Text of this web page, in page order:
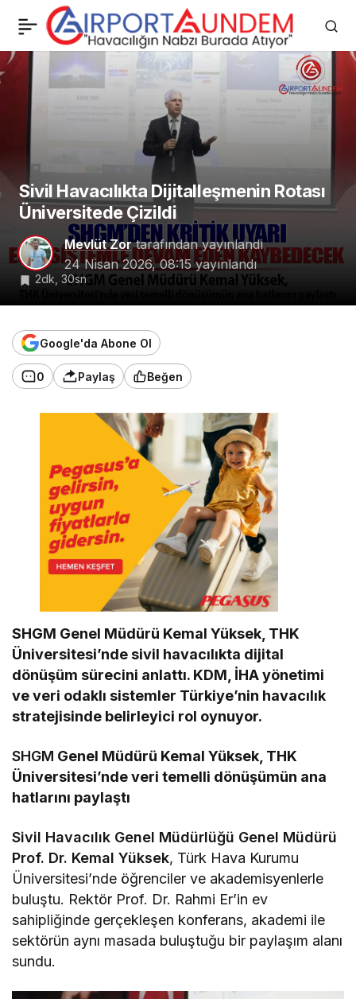
Sivil Havacılıkta Dijitalleşmenin Rotası
Üniversitede Çizildi
Mevlüt Zortarafından yayınlandı
24 Nisan 2026, 08:15yayınlandı
2dk, 30sn
Google'da Abone Ol
0 Paylaş Beğen
SHGM Genel Müdürü Kemal Yüksek, THK
Üniversitesi’nde sivil havacılıkta dijital
dönüşüm sürecini anlattı. KDM, İHA yönetimi
ve veri odaklı sistemler Türkiye’nin havacılık
stratejisinde belirleyici rol oynuyor.
SHGM Genel Müdürü Kemal Yüksek, THK
Üniversitesi’nde veri temelli dönüşümün ana
hatlarını paylaştı
Sivil Havacılık Genel Müdürlüğü Genel Müdürü
Prof. Dr. Kemal Yüksek, Türk Hava Kurumu
Üniversitesi’nde öğrenciler ve akademisyenlerle
buluştu. Rektör Prof. Dr. Rahmi Er’in ev
sahipliğinde gerçekleşen konferans, akademi ile
sektörün aynı masada buluştuğu bir paylaşım alanı
sundu.
TUSAŞ Asya-Pasifik
açılımını güçlendiriyor
0 Paylaş